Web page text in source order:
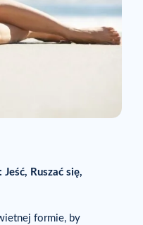
Ruszać się,
formie, by